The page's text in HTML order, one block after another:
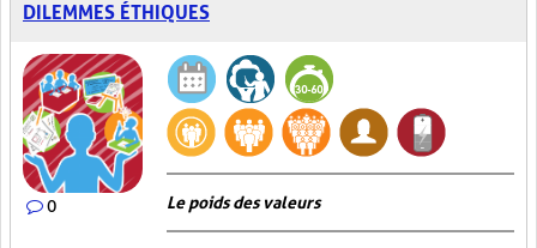
DILEMMES ÉTHIQUES
0 Le poids des valeurs